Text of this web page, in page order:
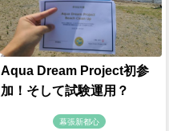
Aqua Dream Project初参
加！そして試験運用？
幕張新都心